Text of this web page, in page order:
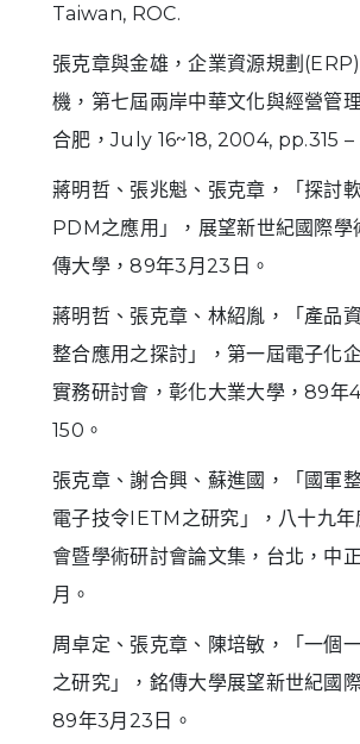
Taiwan, ROC.
張克章與金雄，企業資源規劃
機，第七屆兩岸中華文化與經營管
合肥，July 16~18, 2004, pp.315 –
蔣明哲、張兆魁、張克章，「探討
PDM之應用」，展望新世紀國際學
傳大學，89年3月23日。
蔣明哲、張克章、林紹胤，「產品
整合應用之探討」，第一屆電子化
實務研討會，彰化大業大學，89年
150。
張克章、謝合興、蘇進國，「國軍
電子技令IETM之研究」，八十九
會暨學術研討會論文集，台北，中
月。
周卓定、張克章、陳培敏，「一個
之研究」，銘傳大學展望新世紀國
89年3月23日。